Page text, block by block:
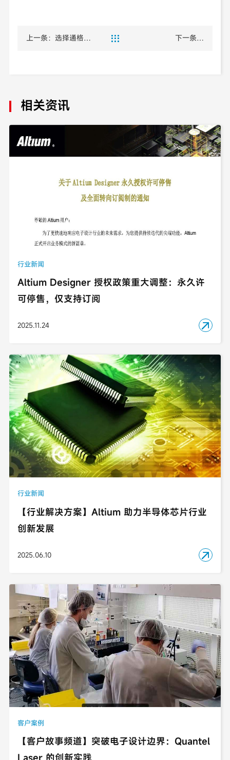
上一条：选择通格创  下一条：
相关资讯
行业新闻
Altium Designer 授权政策重大调整：永久许
可停售，仅支持订阅
2025.11.24 
行业新闻
【行业解决方案】Altium 助力半导体芯片行业
创新发展
2025.06.10 
客户案例
【客户故事频道】突破电子设计边界：Quantel